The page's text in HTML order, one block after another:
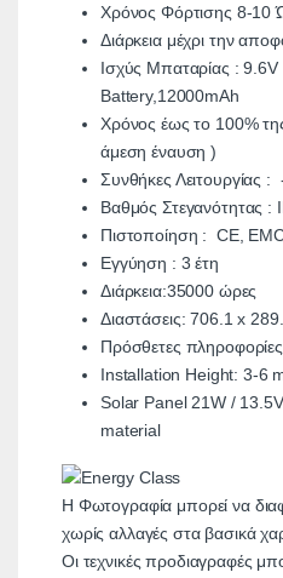
Χρόνος Φόρτισης 8-10
Διάρκεια μέχρι την
Ισχύς Μπαταρίας :
Battery,12000mAh
Χρόνος έως το 100%
άμεση έναυση )
Συνθήκες Λειτουργίας :
Βαθμός Στεγανότητας :
Πιστοποίηση : CE,
Εγγύηση : 3 έτη
Διάρκεια:35000 ώρες
Διαστάσεις: 706.1 x
Πρόσθετες
Installation Height: 3-6
Solar Panel 21W /
material
Η Φωτογραφία μπορεί να
χωρίς αλλαγές στα βασικά
Οι τεχνικές προδιαγραφές